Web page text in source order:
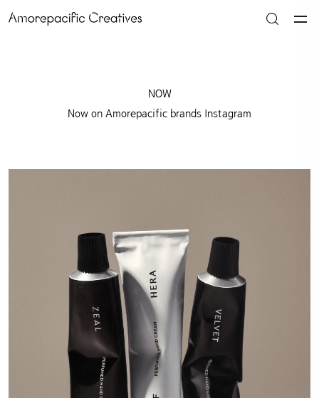
NOW
Now on Amorepacific brands Instagram